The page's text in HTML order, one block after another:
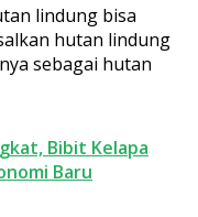
lindung bisa
hutan lindung
sebagai hutan
Bibit Kelapa
Baru